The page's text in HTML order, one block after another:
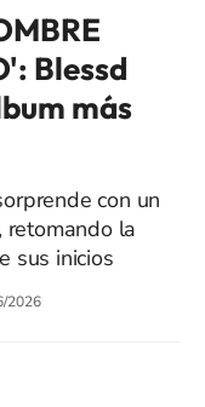
Blessd
más
con un
retomando la
sus inicios
2026